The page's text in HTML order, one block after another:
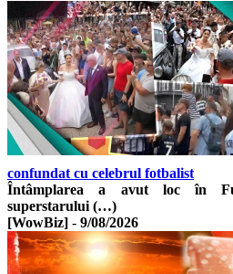
confundat cu celebrul fotbalist
Întâmplarea a avut loc în
superstarului (…)
[WowBiz] - 9/08/2026